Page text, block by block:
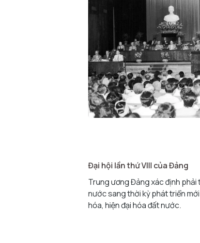
Đại hội lần thứ VIII của Đảng
Trung ương Đảng xác định
nước sang thời kỳ phát triển
hóa, hiện đại hóa đất nước.